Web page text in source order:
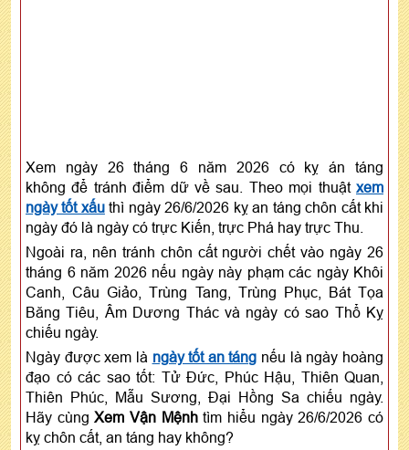
Xem ngày 26 tháng 6 năm 2026 có kỵ án táng
không để tránh điểm dữ về sau. Theo mọi thuật xem
ngày tốt xấuthì ngày 26/6/2026 kỵ an táng chôn cất khi
ngày đó là ngày có trực Kiến, trực Phá hay trực Thu.
Ngoài ra, nên tránh chôn cất người chết vào ngày 26
tháng 6 năm 2026 nếu ngày này phạm các ngày Khôi
Canh, Câu Giảo, Trùng Tang, Trùng Phục, Bát Tọa
Băng Tiêu, Âm Dương Thác và ngày có sao Thổ Kỵ
chiếu ngày.
Ngày được xem là ngày tốt an táng nếu là ngày hoàng
đạo có các sao tốt: Tử Đức, Phúc Hậu, Thiên Quan,
Thiên Phúc, Mẫu Sương, Đại Hồng Sa chiếu ngày.
Hãy cùngXem Vận Mệnhtìm hiểu ngày 26/6/2026 có
kỵ chôn cất, an táng hay không?